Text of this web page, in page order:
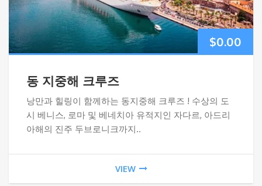
$0.00
동 지중해 크루즈
낭만과 힐링이 함께하는 동지중해 크루즈 ! 수상의 도
시 베니스, 로마 및 베네치아 유적지인 자다르, 아드리
아해의 진주 두브로니크까지..
VIEW